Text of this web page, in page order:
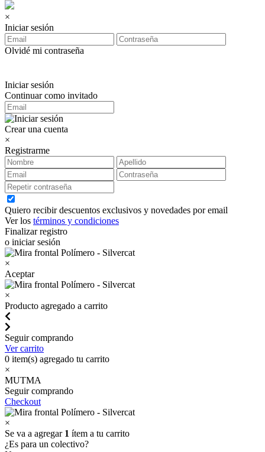
×
Iniciar sesión
Olvidé mi contraseña
Iniciar sesión
Continuar como invitado
Crear una cuenta
×
Registrarme
Quiero recibir descuentos exclusivos y novedades por email
Ver los términos y condiciones
Finalizar registro
o iniciar sesión
×
Aceptar
×
Producto agregado a carrito
Seguir comprando
Ver carrito
0 item(s) agregado tu carrito
×
MUTMA
Seguir comprando
Checkout
×
Se va a agregar 1 ítem a tu carrito
¿Es para un colectivo?